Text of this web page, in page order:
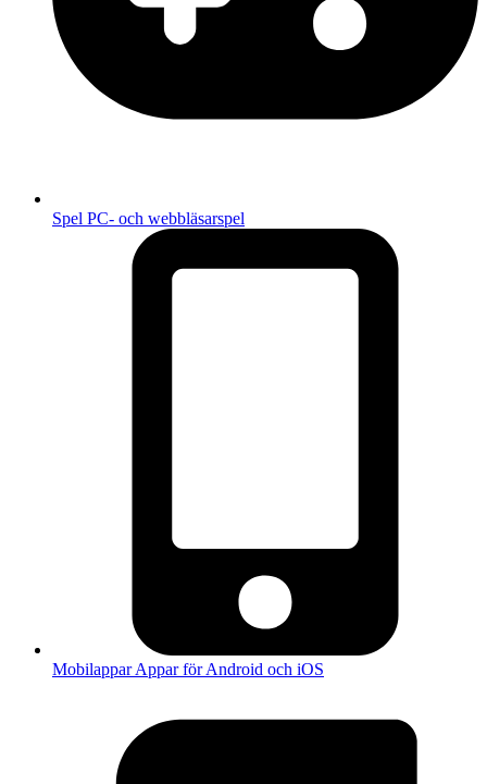
Spel PC- och webbläsarspel
MobilapparAppar för Android och iOS